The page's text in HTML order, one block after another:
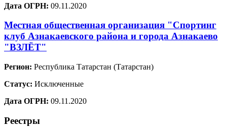
Дата ОГРН: 09.11.2020
Местная общественная организация "Спортинг
клуб Азнакаевского района и города Азнакаево
"ВЗЛЁТ"
Регион: Республика Татарстан (Татарстан)
Статус: Исключенные
Дата ОГРН: 09.11.2020
Реестры